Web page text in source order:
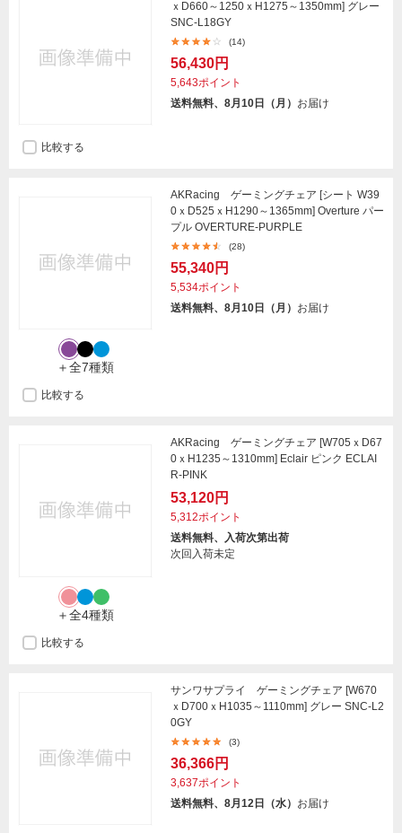
ｘD660～1250ｘH1275～1350mm] グレー
SNC-L18GY
(14)
56,430円
5,643ポイント
送料無料、8月10日（月） お届け
比較する
＋全7種類
AKRacing ゲーミングチェア [シート W39
0ｘD525ｘH1290～1365mm] Overture パー
プル OVERTURE-PURPLE
(28)
55,340円
5,534ポイント
送料無料、8月10日（月） お届け
比較する
＋全4種類
AKRacing ゲーミングチェア [W705ｘD67
0ｘH1235～1310mm] Eclair ピンク ECLAI
R-PINK
53,120円
5,312ポイント
送料無料、入荷次第出荷
次回入荷未定
比較する
サンワサプライ ゲーミングチェア [W670
ｘD700ｘH1035～1110mm] グレー SNC-L2
0GY
(3)
36,366円
3,637ポイント
送料無料、8月12日（水） お届け